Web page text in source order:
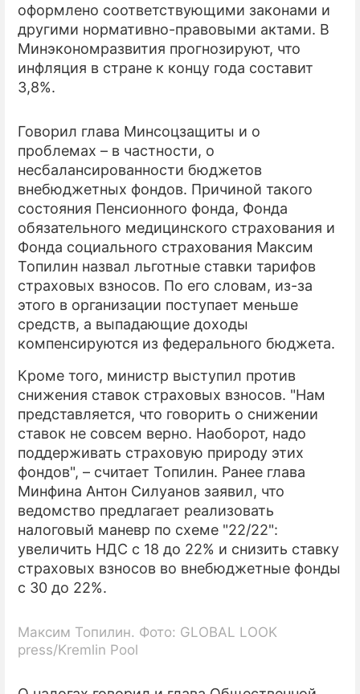
оформлено соответствующими законами и
другими нормативно-правовыми актами. В
Минэкономразвития прогнозируют, что
инфляция в стране к концу года составит
3,8%.
Говорил глава Минсоцзащиты и о
проблемах – в частности, о
несбалансированности бюджетов
внебюджетных фондов. Причиной такого
состояния Пенсионного фонда, Фонда
обязательного медицинского страхования и
Фонда социального страхования Максим
Топилин назвал льготные ставки тарифов
страховых взносов. По его словам, из-за
этого в организации поступает меньше
средств, а выпадающие доходы
компенсируются из федерального бюджета.
Кроме того, министр выступил против
снижения ставок страховых взносов. "Нам
представляется, что говорить о снижении
ставок не совсем верно. Наоборот, надо
поддерживать страховую природу этих
фондов", – считает Топилин. Ранее глава
Минфина Антон Силуанов заявил, что
ведомство предлагает реализовать
налоговый маневр по схеме "22/22":
увеличить НДС с 18 до 22% и снизить ставку
страховых взносов во внебюджетные фонды
с 30 до 22%.
Максим Топилин. Фото: GLOBAL LOOK
press/Kremlin Pool